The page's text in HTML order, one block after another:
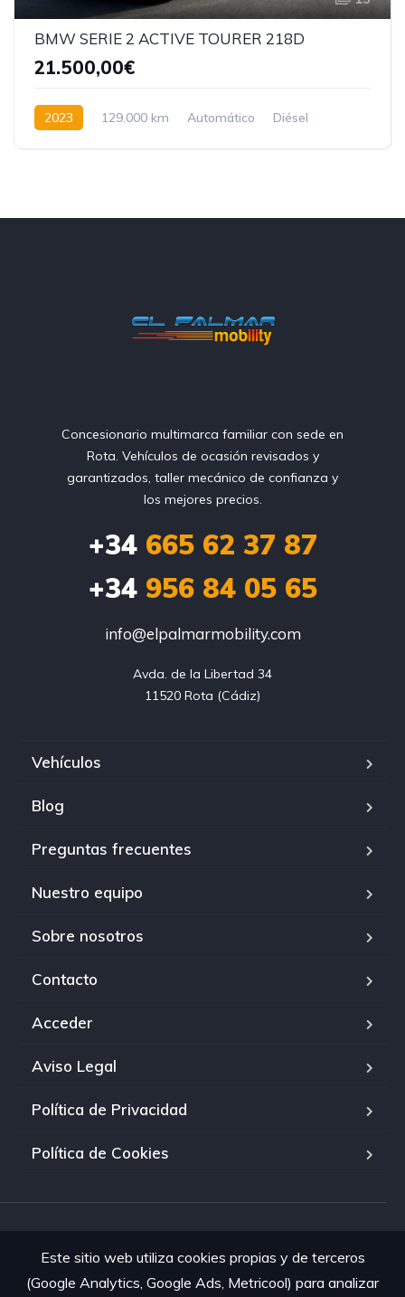
BMW SERIE 2 ACTIVE TOURER 218D
21.500,00€
2023 129.000 km Automático
Diésel
Concesionario multimarca familiar con sede en
Rota. Vehículos de ocasión revisados y
garantizados, taller mecánico de confianza y
los mejores precios.
+34665 62 37 87
+34956 84 05 65
info@elpalmarmobility.com
Avda. de la Libertad 34
11520 Rota (Cádiz)
Vehículos
Blog
Preguntas frecuentes
Nuestro equipo
Sobre nosotros
Contacto
Acceder
Aviso Legal
Política de Privacidad
Política de Cookies
Este sitio web utiliza cookies propias y de terceros
(Google Analytics, Google Ads, Metricool) para analizar